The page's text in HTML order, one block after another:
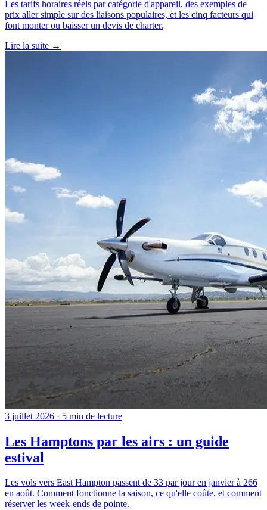
Les tarifs horaires réels par catégorie d'appareil, des exemples de
prix aller simple sur des liaisons populaires, et les cinq facteurs qui
font monter ou baisser un devis de charter.
Lire la suite →
3 juillet 2026 · 5 min de lecture
Les Hamptons par les airs : un guide
estival
Les vols vers East Hampton passent de 33 par jour en janvier à 266
en août. Comment fonctionne la saison, ce qu'elle coûte, et comment
réserver les week-ends de pointe.